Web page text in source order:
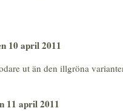
10 april 2011
ut än den illgröna
11 april 2011